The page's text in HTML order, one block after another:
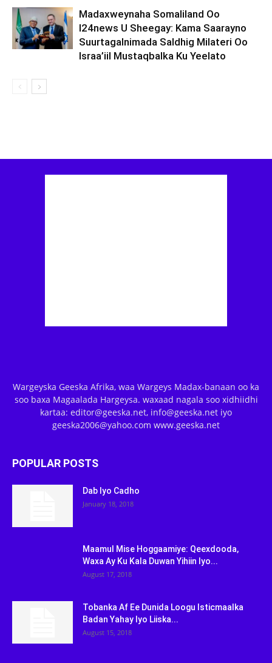
Madaxweynaha Somaliland Oo
I24news U Sheegay: Kama Saarayno
Suurtagalnimada Saldhig Milateri Oo
Israa’iil Mustaqbalka Ku Yeelato
Wargeyska Geeska Afrika, waa Wargeys Madax-banaan oo ka
soo baxa Magaalada Hargeysa. waxaad nagala soo xidhiidhi
kartaa: editor@geeska.net, info@geeska.net iyo
geeska2006@yahoo.com www.geeska.net
POPULAR POSTS
Dab Iyo Cadho
January 18, 2018
Maamul Mise Hoggaamiye: Qeexdooda,
Waxa Ay Ku Kala Duwan Yihiin Iyo...
August 17, 2018
Tobanka Af Ee Dunida Loogu Isticmaalka
Badan Yahay Iyo Liiska...
August 15, 2018